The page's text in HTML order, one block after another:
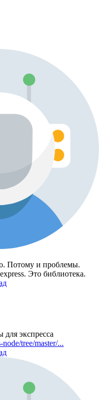
Потому и проблемы.
Это библиотека.
для экспресса
tree/master/...